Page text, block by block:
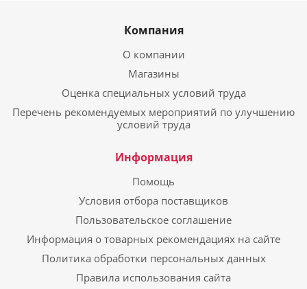
Компания
О компании
Магазины
Оценка специальных условий труда
Перечень рекомендуемых мероприятий по улучшению
условий труда
Информация
Помощь
Условия отбора поставщиков
Пользовательское соглашение
Информация о товарных рекомендациях на сайте
Политика обработки персональных данных
Правила использования сайта